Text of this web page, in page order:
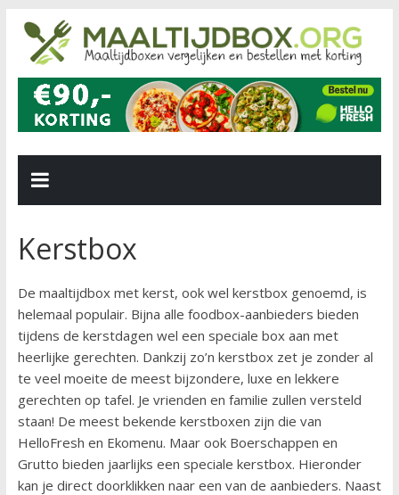
Kerstbox
De maaltijdbox met kerst, ook wel kerstbox genoemd, is
helemaal populair. Bijna alle foodbox-aanbieders bieden
tijdens de kerstdagen wel een speciale box aan met
heerlijke gerechten. Dankzij zo’n kerstbox zet je zonder al
te veel moeite de meest bijzondere, luxe en lekkere
gerechten op tafel. Je vrienden en familie zullen versteld
staan! De meest bekende kerstboxen zijn die van
HelloFresh en Ekomenu. Maar ook Boerschappen en
Grutto bieden jaarlijks een speciale kerstbox. Hieronder
kan je direct doorklikken naar een van de aanbieders. Naast